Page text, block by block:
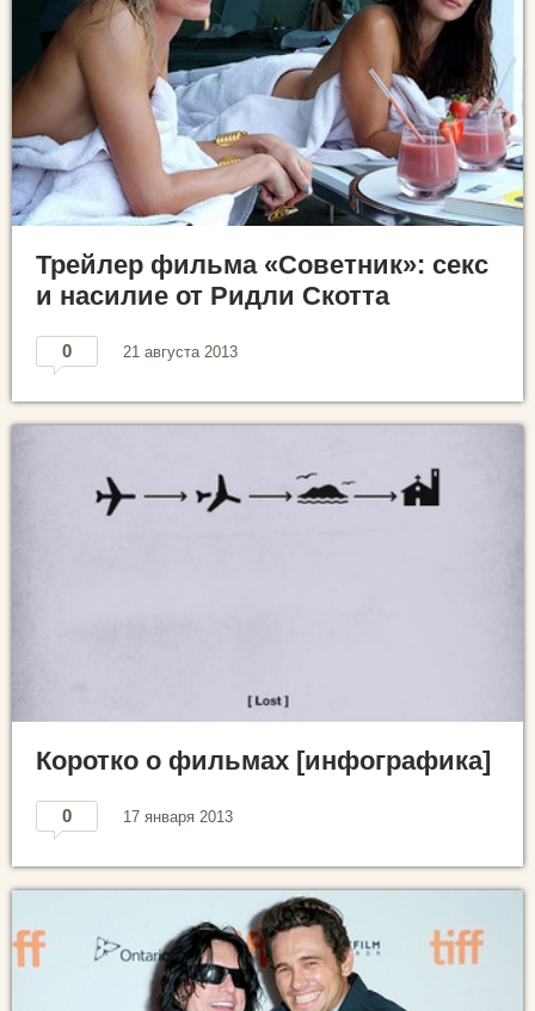
Трейлер фильма «Советник»: секс
и насилие от Ридли Скотта
0 21 августа 2013
Коротко о фильмах [инфографика]
0 17 января 2013